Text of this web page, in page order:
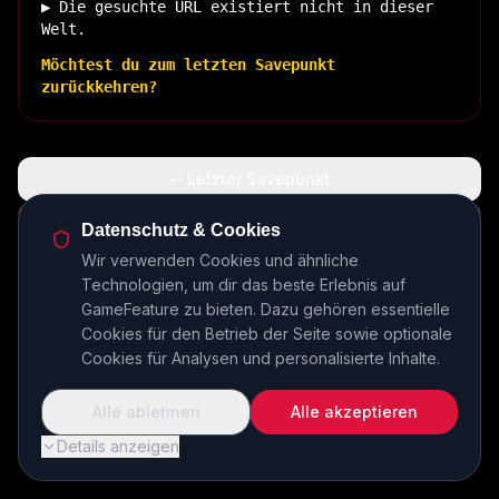
▶ Die gesuchte URL existiert nicht in dieser
Welt.
Möchtest du zum letzten Savepunkt
zurückkehren?
🏠 Zurück zur Basis
INSERT COIN TO CONTINUE...
Datenschutz & Cookies
Wir verwenden Cookies und ähnliche
Technologien, um dir das beste Erlebnis auf
GameFeature zu bieten. Dazu gehören essentielle
Cookies für den Betrieb der Seite sowie optionale
Cookies für Analysen und personalisierte Inhalte.
Details anzeigen
Alle ablehnen Alle akzeptieren